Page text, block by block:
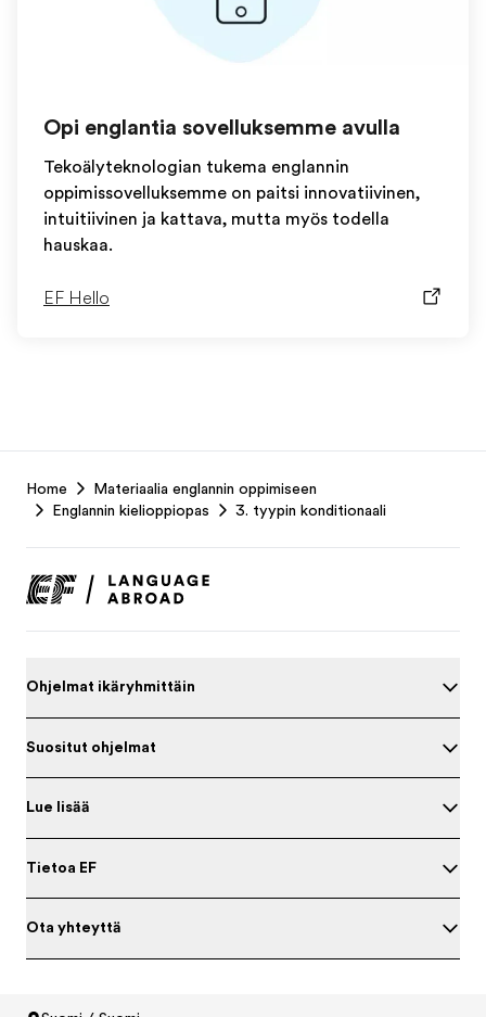
Opi englantia sovelluksemme avulla
Tekoälyteknologian tukema englannin
oppimissovelluksemme on paitsi innovatiivinen,
intuitiivinen ja kattava, mutta myös todella
hauskaa.
EF Hello
Footer
Home
Materiaalia englannin oppimiseen
Englannin kielioppiopas
3. tyypin konditionaali
Ohjelmat ikäryhmittäin
Suositut ohjelmat
Lue lisää
Tietoa EF
Ota yhteyttä